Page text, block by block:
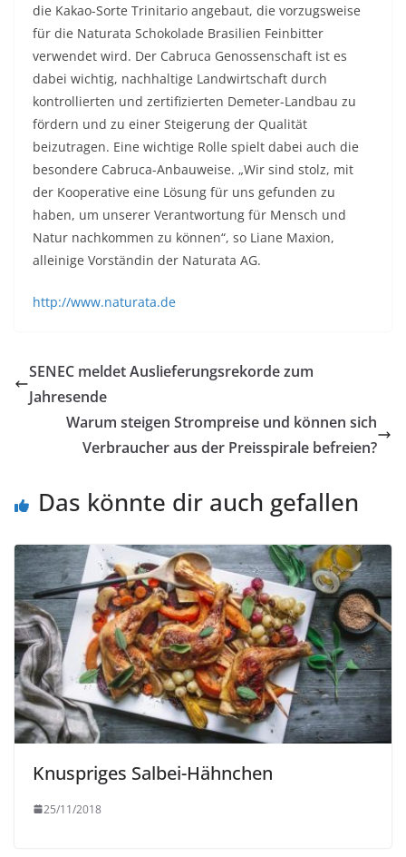
die Kakao-Sorte Trinitario angebaut, die vorzugsweise
für die Naturata Schokolade Brasilien Feinbitter
verwendet wird. Der Cabruca Genossenschaft ist es
dabei wichtig, nachhaltige Landwirtschaft durch
kontrollierten und zertifizierten Demeter-Landbau zu
fördern und zu einer Steigerung der Qualität
beizutragen. Eine wichtige Rolle spielt dabei auch die
besondere Cabruca-Anbauweise. „Wir sind stolz, mit
der Kooperative eine Lösung für uns gefunden zu
haben, um unserer Verantwortung für Mensch und
Natur nachkommen zu können“, so Liane Maxion,
alleinige Vorständin der Naturata AG.
http://www.naturata.de
SENEC meldet Auslieferungsrekorde zum
Jahresende
Warum steigen Strompreise und können sich
Verbraucher aus der Preisspirale befreien?
Das könnte dir auch gefallen
Knuspriges Salbei-Hähnchen
25/11/2018